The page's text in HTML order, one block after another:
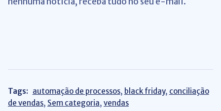
Tags: automação de processos, black friday, conciliação
de vendas, Sem categoria, vendas